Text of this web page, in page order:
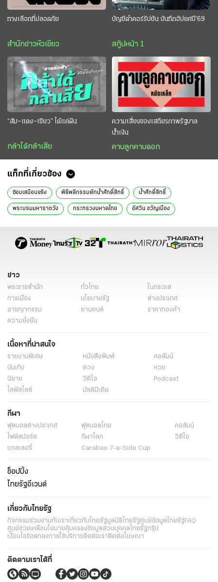
ทางเลือกที่ปลอดภัย
สำนักข่าวหัวเขียว
บัญชีดำคอร์รัปชัน บันทึกอัปยศปี’69
สกู๊ปหน้า 1
“ส้ม–แดง–เขียว” ได้แค่ฝัน
กล้าได้กล้าเสีย
ความเสี่ยงของเสถียรภาพรัฐบาล
น้ำเงิน
คาบลูกคาบดอก
แท็กที่เกี่ยวข้อง
ซ้อมเสมือนจริง พิธีพลีกรรมตักน้ำศักดิ์สิทธิ์ น้ำศักดิ์สิทธิ์
พระบรมมหาราชวัง กระทรวงมหาดไทย อัศวิน ขวัญเมือง
ข่าว
พระราชสำนัก ทั่วไทย
ในกระแส
การเมือง
นโยบายรัฐ
ต่างประเทศ
อาชญากรรม
ยานยนต์
ราคาทองคำ
ความยั่งยืน
เนื้อหาที่น่าสนใจ
รายงานพิเศษ หนังสือพิมพ์
คอลัมน์
บันเทิง
ดวง
หวย
นิยาย
วิดีโอ
Podcast
ไลฟ์สไตล์
มัลติมีเดีย
กีฬา
ฟุตบอลต่่างประเทศ ฟุตบอลไทย
คอลัมน์
ไฟต์สปอร์ต
กีฬาโลก
วิดีโอ
แกลเลอรี่
Carabao 7-a-Side Cup
ช็อปปิ้ง
ไทยรัฐอีเวนต์
เกี่ยวกับไทยรัฐ
กิจกรรมร่วมงานกับเราเกี่ยวกับไทยรัฐมูลนิธิไทยรัฐศูนย์ข้อมูลไทยรัฐFAQ
ศูนย์ช่วยเหลือนโยบายคุ้มครองข้อมูลส่วนบุคคลไทยรัฐกรุ๊ป
เงื่อนไขข้อตกลงการใช้บริการติดต่อเราติดต่อโฆษณา
ติดตามเราได้ที่